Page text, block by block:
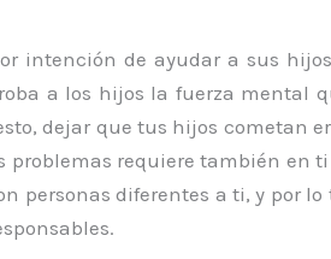
intención de ayudar a sus
a los hijos la fuerza mental
dejar que tus hijos cometan
problemas requiere también en
personas diferentes a ti, y por